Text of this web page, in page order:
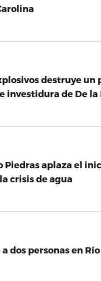
destruye un
investidura de De la
Piedras aplaza el
crisis de agua
dos personas en